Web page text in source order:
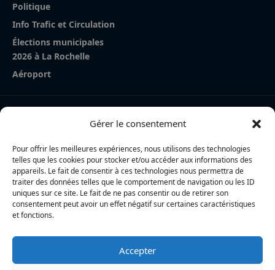
Gérer le consentement
Pour offrir les meilleures expériences, nous utilisons des technologies
telles que les cookies pour stocker et/ou accéder aux informations des
appareils. Le fait de consentir à ces technologies nous permettra de
traiter des données telles que le comportement de navigation ou les ID
uniques sur ce site. Le fait de ne pas consentir ou de retirer son
consentement peut avoir un effet négatif sur certaines caractéristiques
et fonctions.
Accepter
Politique
Info Trafic et Circulation
Élections municipales
2026 à La Rochelle
Aéroport
volant explorée
La Rochelle Agglo : trois cyclistes percutées par une
voiture à Périgny, une femme en urgence absolue
Charente-Maritime : la directrice de la police nationale,
Myriam Akkari, sur le départ vers le Haut-Rhin
L’actualité locale en continu à La Rochelle et en Charente-